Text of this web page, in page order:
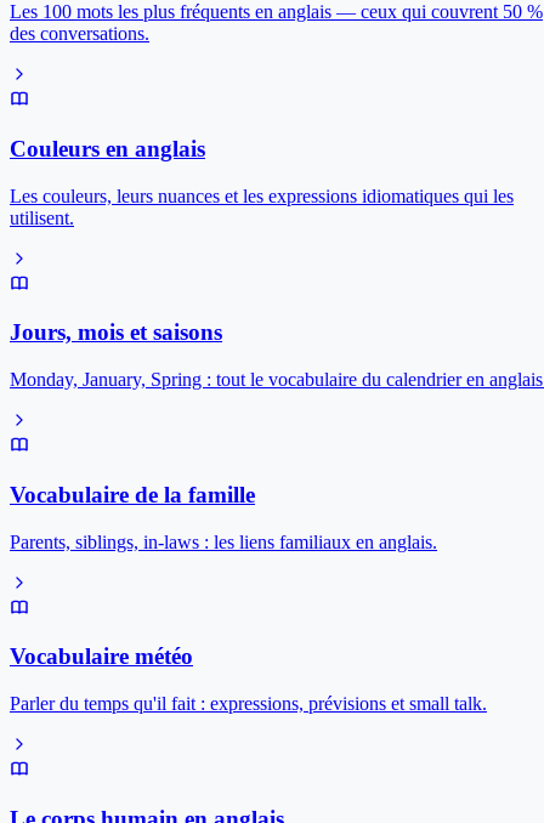
Les 100 mots les plus fréquents en anglais — ceux qui couvrent 50 %
des conversations.
Couleurs en anglais
Les couleurs, leurs nuances et les expressions idiomatiques qui les
utilisent.
Jours, mois et saisons
Monday, January, Spring : tout le vocabulaire du calendrier en
Vocabulaire de la famille
Parents, siblings, in-laws : les liens familiaux en anglais.
Vocabulaire météo
Parler du temps qu'il fait : expressions, prévisions et small talk.